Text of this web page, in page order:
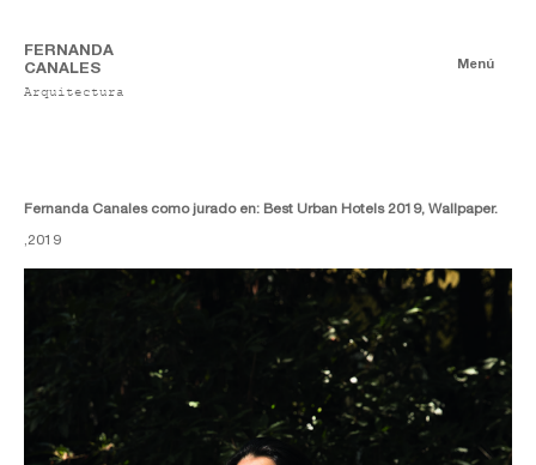
FERNANDA
CANALES
Arquitectura
Menú
Fernanda Canales como jurado en: Best Urban Hotels 2019, Wallpaper.
,2019